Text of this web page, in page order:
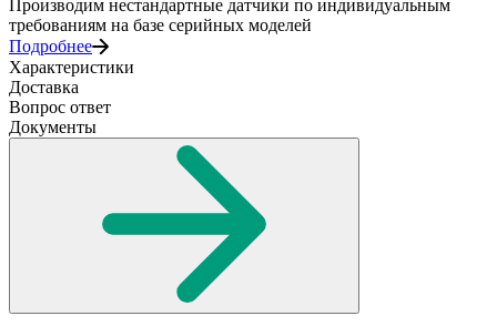
Производим нестандартные датчики по индивидуальным
требованиям на базе серийных моделей
Подробнее
Характеристики
Доставка
Вопрос ответ
Документы